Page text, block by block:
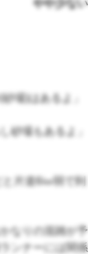
やや少ない
場)はあるよ」
砂場もあるよ」
片道6㎞弱で到
なりの混雑が予
ンナーには関係